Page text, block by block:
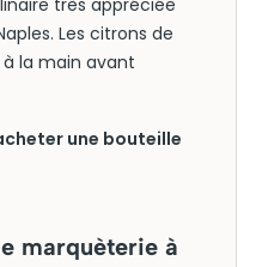
très appréciée
Les citrons de
la main avant
une bouteille
marquèterie à